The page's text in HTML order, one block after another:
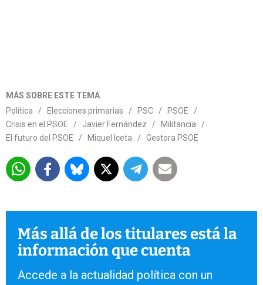
MÁS SOBRE ESTE TEMA
Política
/ Elecciones primarias / PSC / PSOE
/
Crisis en el PSOE
/ Javier Fernández / Militancia
/
El futuro del PSOE
/ Miquel Iceta / Gestora PSOE
Más allá de los titulares está la
información que cuenta
Accede a la actualidad política con un